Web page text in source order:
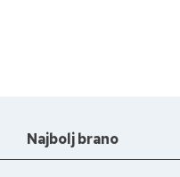
Najbolj brano